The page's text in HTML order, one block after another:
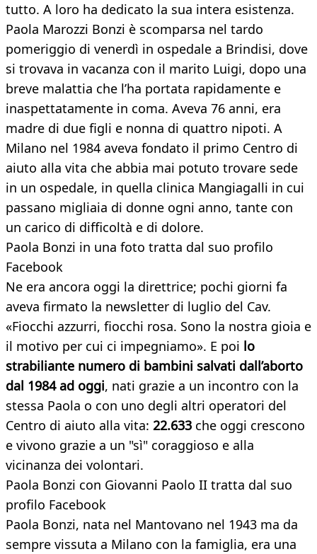
tutto. A loro ha dedicato la sua intera esistenza.
Paola Marozzi Bonzi è scomparsa nel tardo
pomeriggio di venerdì in ospedale a Brindisi, dove
si trovava in vacanza con il marito Luigi, dopo una
breve malattia che l’ha portata rapidamente e
inaspettatamente in coma. Aveva 76 anni, era
madre di due figli e nonna di quattro nipoti. A
Milano nel 1984 aveva fondato il primo Centro di
aiuto alla vita che abbia mai potuto trovare sede
in un ospedale, in quella clinica Mangiagalli in cui
passano migliaia di donne ogni anno, tante con
un carico di difficoltà e di dolore.
Paola Bonzi in una foto tratta dal suo profilo
Facebook
Ne era ancora oggi la direttrice; pochi giorni fa
aveva firmato la newsletter di luglio del Cav.
«Fiocchi azzurri, fiocchi rosa. Sono la nostra gioia e
il motivo per cui ci impegniamo». E poi lo
strabiliante numero di bambini salvati dall’aborto
dal 1984 ad oggi, nati grazie a un incontro con la
stessa Paola o con uno degli altri operatori del
Centro di aiuto alla vita: 22.633 che oggi crescono
e vivono grazie a un "sì" coraggioso e alla
vicinanza dei volontari.
Paola Bonzi con Giovanni Paolo II tratta dal suo
profilo Facebook
Paola Bonzi, nata nel Mantovano nel 1943 ma da
sempre vissuta a Milano con la famiglia, era una